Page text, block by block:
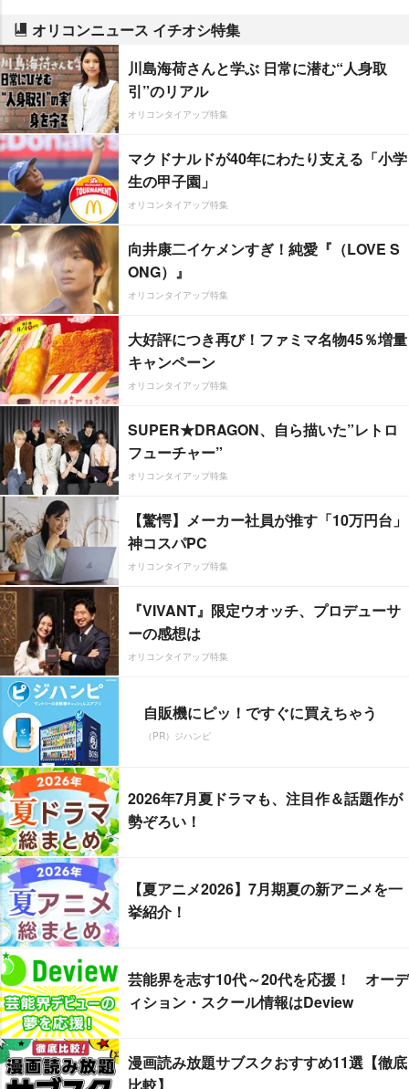
オリコンニュース イチオシ特集
川島海荷さんと学ぶ 日常に潜む“人身取
引”のリアル
オリコンタイアップ特集
マクドナルドが40年にわたり支える「小学
生の甲子園」
オリコンタイアップ特集
向井康二イケメンすぎ！純愛『（LOVE S
ONG）』
オリコンタイアップ特集
大好評につき再び！ファミマ名物45％増量
キャンペーン
オリコンタイアップ特集
SUPER★DRAGON、自ら描いた”レトロ
フューチャー”
オリコンタイアップ特集
【驚愕】メーカー社員が推す「10万円台」
神コスパPC
オリコンタイアップ特集
『VIVANT』限定ウオッチ、プロデューサ
ーの感想は
オリコンタイアップ特集
自販機にピッ！ですぐに買えちゃう
（PR）ジハンピ
2026年7月夏ドラマも、注目作＆話題作が
勢ぞろい！
【夏アニメ2026】7月期夏の新アニメを一
挙紹介！
芸能界を志す10代～20代を応援！ オーデ
ィション・スクール情報はDeview
漫画読み放題サブスクおすすめ11選【徹底
比較】